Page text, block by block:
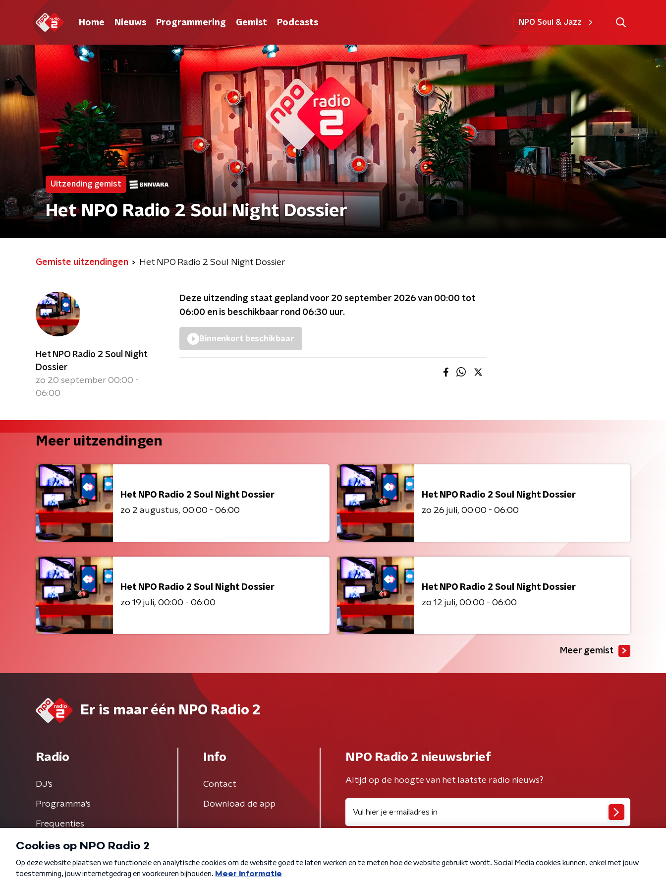
Home Nieuws Programmering Gemist Podcasts NPO Soul & Jazz
Uitzending gemist
Het NPO Radio 2 Soul Night Dossier
Gemiste uitzendingen Het NPO Radio 2 Soul Night Dossier
Het NPO Radio 2 Soul Night
Dossier
zo 20 september 00:00 -
06:00
Deze uitzending staat gepland voor 20 september 2026 van 00:00 tot
06:00 en is beschikbaar rond 06:30 uur.
Binnenkort beschikbaar
Meer uitzendingen
Het NPO Radio 2 Soul Night Dossier
zo 2 augustus 00:00 - 06:00
Het NPO Radio 2 Soul Night Dossier
zo 26 juli 00:00 - 06:00
Het NPO Radio 2 Soul Night Dossier
zo 19 juli 00:00 - 06:00
Het NPO Radio 2 Soul Night Dossier
zo 12 juli 00:00 - 06:00
Meer gemist
Er is maar één NPO Radio 2
Radio
DJ’s
Programma's
Frequenties
Info
Contact
Download de app
NPO Radio 2 nieuwsbrief
Altijd op de hoogte van het laatste radio nieuws?
Algemene voorwaarden Privacybeleid